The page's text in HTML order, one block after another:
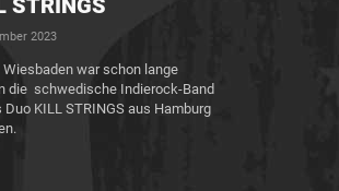
STRINGS
2023
war schon lange
die schwedische Indierock-Band
KILL STRINGS aus Hamburg